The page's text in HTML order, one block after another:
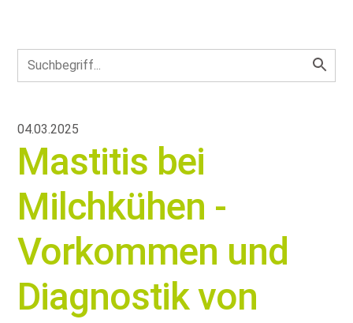
04.03.2025
Mastitis bei
Milchkühen -
Vorkommen und
Diagnostik von